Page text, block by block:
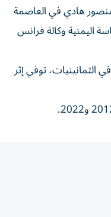
هادي في العاصمة
اليمنية وكالة فرانس
توفي إثر